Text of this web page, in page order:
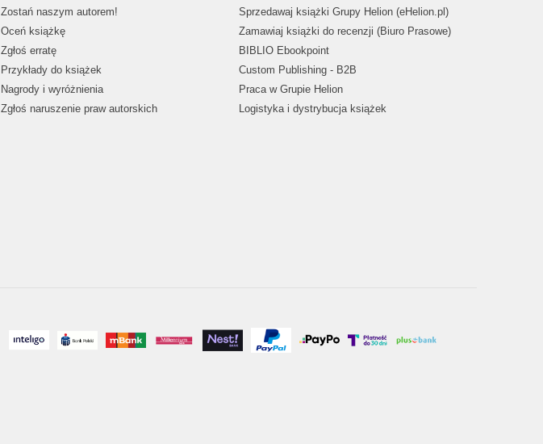
Zostań naszym autorem!
Oceń książkę
Zgłoś erratę
Przykłady do książek
Nagrody i wyróżnienia
Zgłoś naruszenie praw autorskich
Sprzedawaj książki Grupy Helion (eHelion.pl)
Zamawiaj książki do recenzji (Biuro Prasowe)
BIBLIO Ebookpoint
Custom Publishing - B2B
Praca w Grupie Helion
Logistyka i dystrybucja książek